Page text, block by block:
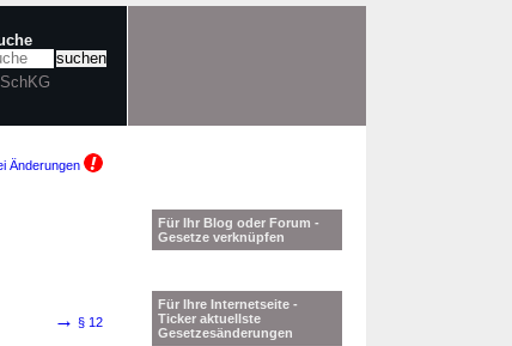
Änderungen
→ § 12
Für Ihr Blog oder Forum -
Gesetze verknüpfen
Für Ihre Internetseite -
Ticker aktuellste
Gesetzesänderungen